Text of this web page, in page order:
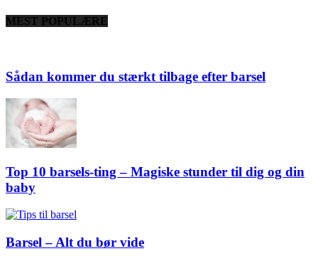
MEST POPULÆRE
Sådan kommer du stærkt tilbage efter barsel
Top 10 barsels-ting – Magiske stunder til dig og din
baby
Barsel – Alt du bør vide